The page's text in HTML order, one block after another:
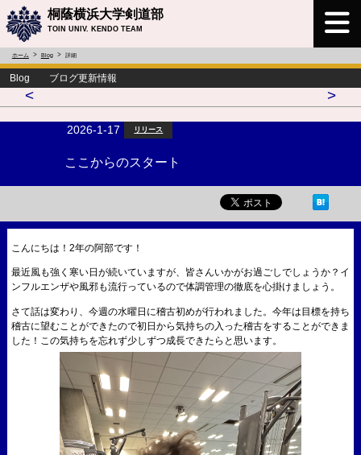
桐蔭横浜大学剣道部
TOIN UNIV. KENDO TEAM
ホーム Blog 詳細
Blog ブログ更新情報
< >
2026-1-17 リリース
ここからのスタート
こんにちは！2年の阿部です！
最近風も強く寒い日が続いていますが、皆さんいかがお過ごしでしょうか？イ
ンフルエンザや風邪も流行っているので体調管理の徹底を心掛けましょう。
さて話は変わり、今週の水曜日に稽古初めが行われました。今年は目標を持ち
稽古に望むことができたので初日から気持ちの入った稽古をすることができま
した！この気持ちを忘れず少しずつ成長できたらと思います。